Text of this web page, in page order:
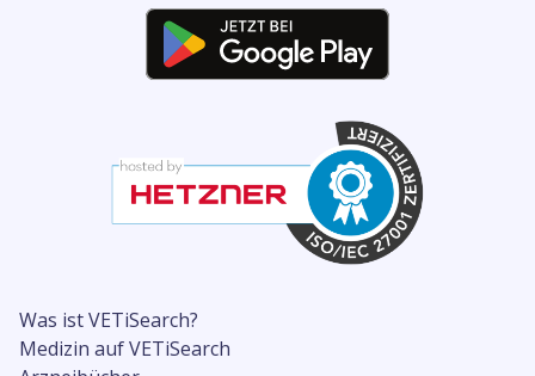
Was ist VETiSearch?
Medizin auf VETiSearch